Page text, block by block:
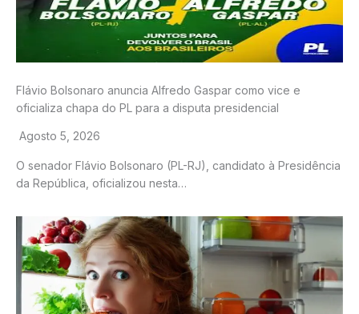
Flávio Bolsonaro anuncia Alfredo Gaspar como vice e
oficializa chapa do PL para a disputa presidencial
Agosto 5, 2026
O senador Flávio Bolsonaro (PL-RJ), candidato à Presidência
da República, oficializou nesta…